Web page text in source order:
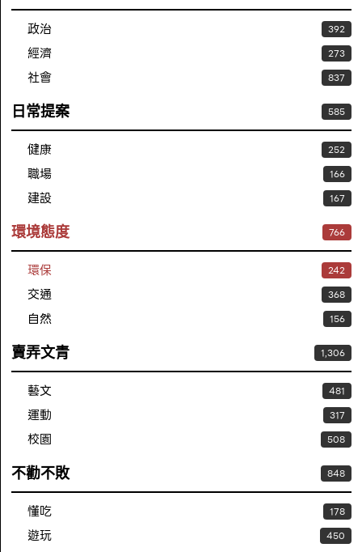
政治 392
經濟 273
社會 837
日常提案 585
健康 252
職場 166
建設 167
環境態度 766
環保 242
交通 368
自然 156
賣弄文青 1,306
藝文 481
運動 317
校園 508
不勸不敗 848
懂吃 178
遊玩 450